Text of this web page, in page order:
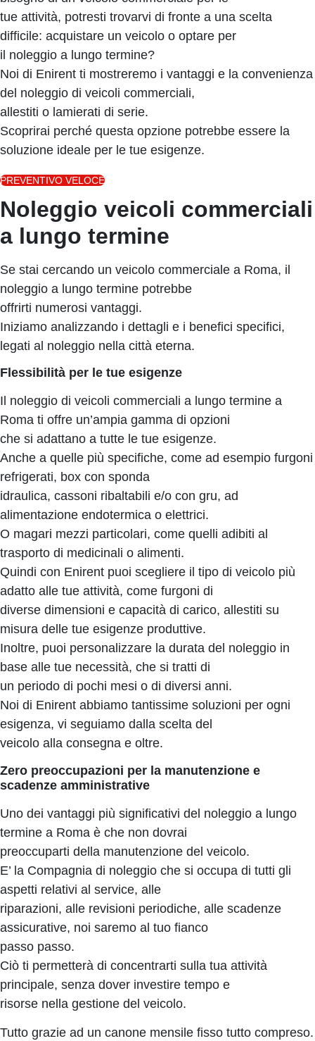
tue attività, potresti trovarvi di fronte a una scelta
difficile: acquistare un veicolo o optare per
il noleggio a lungo termine?
Noi di Enirent ti mostreremo i vantaggi e la convenienza
del noleggio di veicoli commerciali,
allestiti o lamierati di serie.
Scoprirai perché questa opzione potrebbe essere la
soluzione ideale per le tue esigenze.
PREVENTIVO VELOCE
Noleggio veicoli commerciali
a lungo termine
Se stai cercando un veicolo commerciale a Roma, il
noleggio a lungo termine potrebbe
offrirti numerosi vantaggi.
Iniziamo analizzando i dettagli e i benefici specifici,
legati al noleggio nella città eterna.
Flessibilità per le tue esigenze
Il noleggio di veicoli commerciali a lungo termine a
Roma ti offre un’ampia gamma di opzioni
che si adattano a tutte le tue esigenze.
Anche a quelle più specifiche, come ad esempio furgoni
refrigerati, box con sponda
idraulica, cassoni ribaltabili e/o con gru, ad
alimentazione endotermica o elettrici.
O magari mezzi particolari, come quelli adibiti al
trasporto di medicinali o alimenti.
Quindi con Enirent puoi scegliere il tipo di veicolo più
adatto alle tue attività, come furgoni di
diverse dimensioni e capacità di carico, allestiti su
misura delle tue esigenze produttive.
Inoltre, puoi personalizzare la durata del noleggio in
base alle tue necessità, che si tratti di
un periodo di pochi mesi o di diversi anni.
Noi di Enirent abbiamo tantissime soluzioni per ogni
esigenza, vi seguiamo dalla scelta del
veicolo alla consegna e oltre.
Zero preoccupazioni per la manutenzione e
scadenze amministrative
Uno dei vantaggi più significativi del noleggio a lungo
termine a Roma è che non dovrai
preoccuparti della manutenzione del veicolo.
E’ la Compagnia di noleggio che si occupa di tutti gli
aspetti relativi al service, alle
riparazioni, alle revisioni periodiche, alle scadenze
assicurative, noi saremo al tuo fianco
passo passo.
Ciò ti permetterà di concentrarti sulla tua attività
principale, senza dover investire tempo e
risorse nella gestione del veicolo.
Tutto grazie ad un canone mensile fisso tutto compreso.